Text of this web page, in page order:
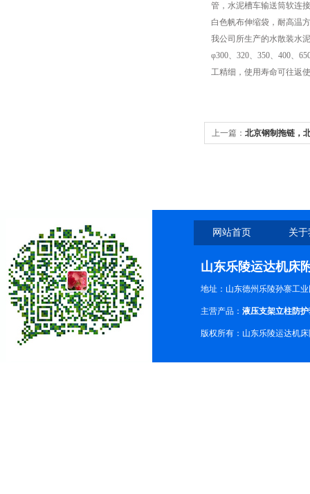
管，水泥槽车输送筒软连
白色帆布伸缩袋，耐高温
我公司所生产的水散装水
φ300、 320、 350、 400、
工精细，使用寿命可往返
上一篇： 北京钢制拖链，
网站首页 关
山东乐陵运达机床
地址：山东德州乐陵孙寨工
主营产品： 液压支架立柱防
版权所有：山东乐陵运达机